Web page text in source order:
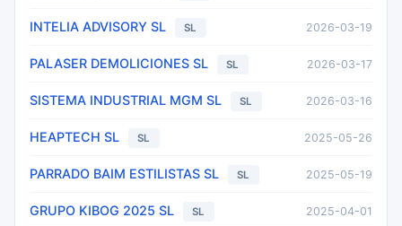
INTELIA ADVISORY SL SL 2026-03-19
PALASER DEMOLICIONES SL SL 2026-03-17
SISTEMA INDUSTRIAL MGM SL SL 2026-03-16
HEAPTECH SL SL 2025-05-26
PARRADO BAIM ESTILISTAS SL SL 2025-05-19
GRUPO KIBOG 2025 SL SL 2025-04-01